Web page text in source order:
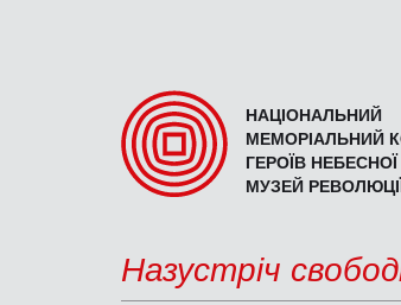
НАЦІОНАЛЬНИЙ
МЕМОРІАЛЬНИЙ
ГЕРОЇВ
МУЗЕЙ
Назустріч